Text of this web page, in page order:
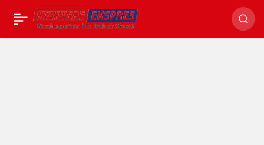
Kızıltepe Tandır